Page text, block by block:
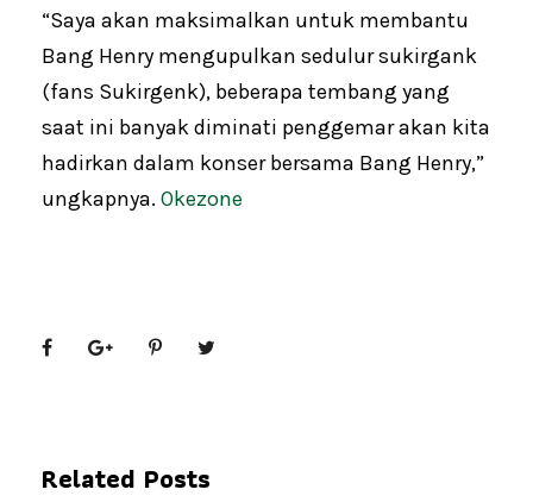
“Saya akan maksimalkan untuk membantu
Bang Henry mengupulkan sedulur sukirgank
(fans Sukirgenk), beberapa tembang yang
saat ini banyak diminati penggemar akan kita
hadirkan dalam konser bersama Bang Henry,”
ungkapnya. Okezone
Related Posts